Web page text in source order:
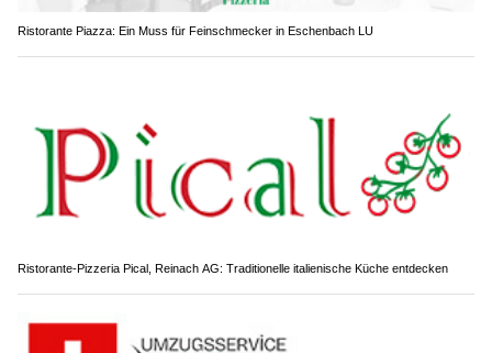
Ristorante Piazza: Ein Muss für Feinschmecker in Eschenbach LU
Ristorante-Pizzeria Pical, Reinach AG: Traditionelle italienische Küche entdecken